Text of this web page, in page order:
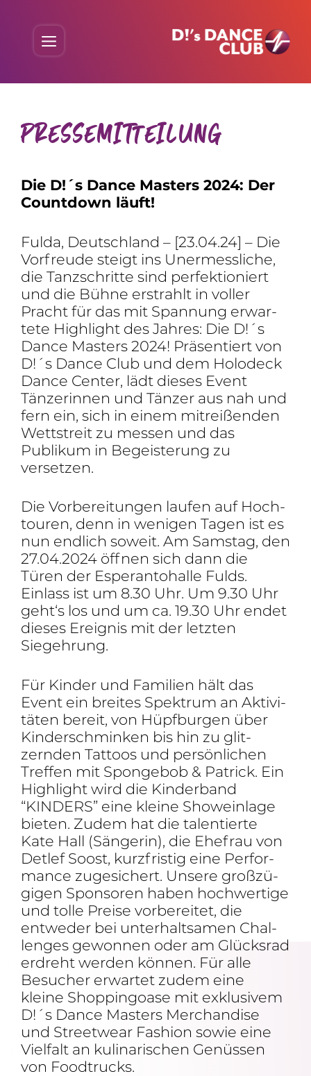
content
PRES­SE­MIT­TEI­LUNG
Die D!´s Dance Masters 2024: Der
Count­down läuft!
Fulda, Deutsch­land – [23.04.24] – Die
Vorfreude steigt ins Uner­mess­liche,
die Tanz­schritte sind perfek­tio­niert
und die Bühne erstrahlt in voller
Pracht für das mit Span­nung erwar­
tete High­light des Jahres: Die D!´s
Dance Masters 2024! Präsen­tiert von
D!´s Dance Club und dem Holo­deck
Dance Center, lädt dieses Event
Tänze­rinnen und Tänzer aus nah und
fern ein, sich in einem mitrei­ßenden
Wett­streit zu messen und das
Publikum in Begeis­te­rung zu
versetzen.
Die Vorbe­rei­tungen laufen auf Hoch­
touren, denn in wenigen Tagen ist es
nun endlich soweit. Am Samstag, den
27.04.2024 öffnen sich dann die
Türen der Espe­ran­to­halle Fulds.
Einlass ist um 8.30 Uhr. Um 9.30 Uhr
geht‘s los und um ca. 19.30 Uhr endet
dieses Ereignis mit der letzten
Siegehrung.
Für Kinder und Fami­lien hält das
Event ein breites Spek­trum an Akti­vi­
täten bereit, von Hüpf­burgen über
Kinder­schminken bis hin zu glit­
zernden Tattoos und persön­li­chen
Treffen mit Spon­gebob & Patrick. Ein
High­light wird die Kinder­band
“KINDERS” eine kleine Show­ein­lage
bieten. Zudem hat die talen­tierte
Kate Hall (Sängerin), die Ehefrau von
Detlef Soost, kurz­fristig eine Perfor­
mance zuge­si­chert. Unsere groß­zü­
gigen Spon­soren haben hoch­wer­tige
und tolle Preise vorbe­reitet, die
entweder bei unter­halt­samen Chal­
lenges gewonnen oder am Glücksrad
erdreht werden können. Für alle
Besu­cher erwartet zudem eine
kleine Shop­ping­oase mit exklu­sivem
D!´s Dance Masters Merchan­dise
und Street­wear Fashion sowie eine
Viel­falt an kuli­na­ri­schen Genüssen
von Foodtrucks.